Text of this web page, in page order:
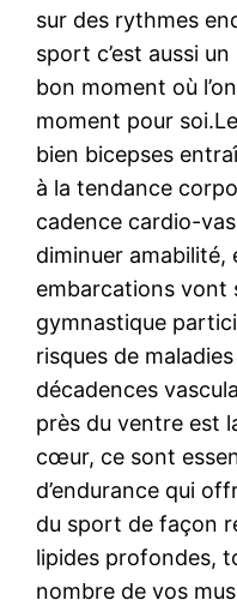
sur des rythmes
sport c’est aussi
bon moment où
moment pour
bien bicepses
à la tendance
cadence cardio-
diminuer amabilité,
embarcations vont
gymnastique
risques de
décadences
près du ventre est
cœur, ce sont
d’endurance qui
du sport de façon
lipides profondes,
nombre de vos